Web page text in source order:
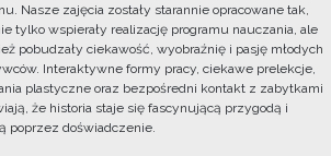
Nasze zajęcia zostały starannie opracowane tak,
tylko wspierały realizację programu nauczania, ale
pobudzały ciekawość, wyobraźnię i pasję młodych
Interaktywne formy pracy, ciekawe prelekcje,
plastyczne oraz bezpośredni kontakt z zabytkami
że historia staje się fascynującą przygodą i
poprzez doświadczenie.